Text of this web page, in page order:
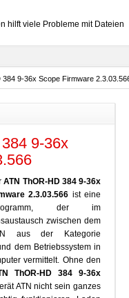
hilft viele Probleme mit Dateien
384 9-36x Scope Firmware
9-36x
ATN ThOR-HD 384 9-36x
2.3.03.566 ist eine
der im
zwischen dem
aus der Kategorie
dem Betriebssystem in
vermittelt. Ohne den
ThOR-HD 384 9-36x
ATN nicht sein ganzes